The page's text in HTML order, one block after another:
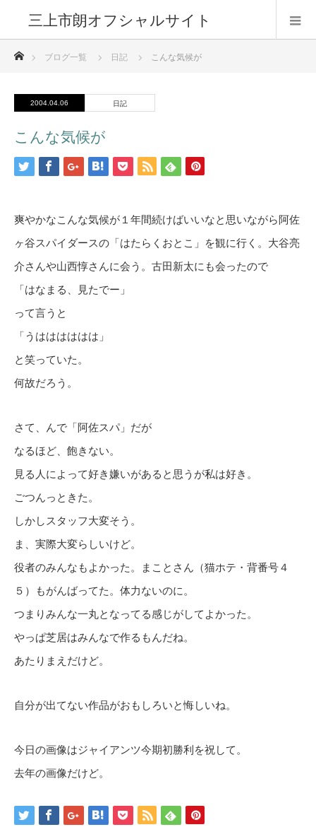
三上市朗オフシャルサイト
ブログ一覧 日記 こんな気候が
2004.04.06 日記
こんな気候が
爽やかなこんな気候が１年間続けばいいなと思いながら阿佐
ヶ谷スパイダースの「はたらくおとこ」を観に行く。大谷亮
介さんや山西惇さんに会う。古田新太にも会ったので
「はなまる、見たでー」
って言うと
「うはははははは」
と笑っていた。
何故だろう。
さて、んで「阿佐スパ」だが
なるほど、飽きない。
見る人によって好き嫌いがあると思うが私は好き。
ごつんっときた。
しかしスタッフ大変そう。
ま、実際大変らしいけど。
役者のみんなもよかった。まことさん（猫ホテ・背番号４
５）もがんばってた。体力ないのに。
つまりみんな一丸となってる感じがしてよかった。
やっぱ芝居はみんなで作るもんだね。
あたりまえだけど。
自分が出てない作品がおもしろいと悔しいね。
今日の画像はジャイアンツ今期初勝利を祝して。
去年の画像だけど。